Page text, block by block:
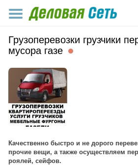
Грузоперевозки грузчики
мусора газе
Качественно быстро и не дорого
прочие вещи, а также осуществляем
роялей, сейфов.